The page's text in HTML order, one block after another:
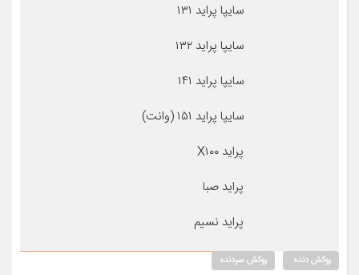
سایپا پراید ۱۳۱
سایپا پراید ۱۳۲
سایپا پراید ۱۴۱
سایپا پراید ۱۵۱ (وانت)
پراید X۱۰۰
پراید صبا
پراید نسیم
روکش دنده روکش سردنده